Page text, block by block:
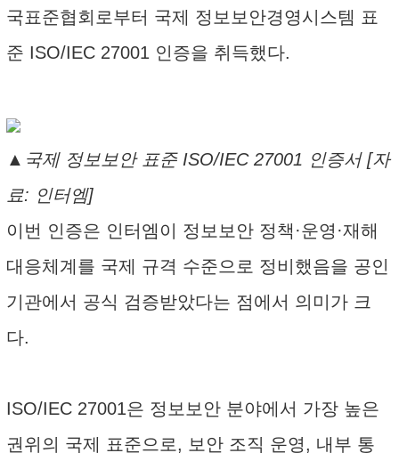
국표준협회로부터 국제 정보보안경영시스템 표
준 ISO/IEC 27001 인증을 취득했다.
▲국제 정보보안 표준 ISO/IEC 27001 인증서 [자
료: 인터엠]
이번 인증은 인터엠이 정보보안 정책·운영·재해
대응체계를 국제 규격 수준으로 정비했음을 공인
기관에서 공식 검증받았다는 점에서 의미가 크
다.
ISO/IEC 27001은 정보보안 분야에서 가장 높은
권위의 국제 표준으로, 보안 조직 운영, 내부 통